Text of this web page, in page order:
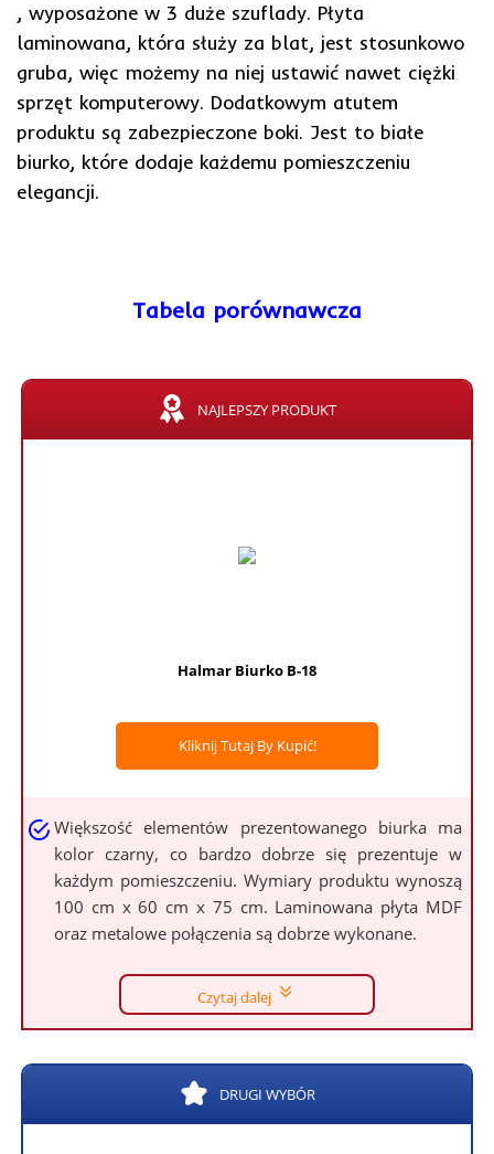
, wyposażone w 3 duże szuflady. Płyta
laminowana, która służy za blat, jest stosunkowo
gruba, więc możemy na niej ustawić nawet ciężki
sprzęt komputerowy. Dodatkowym atutem
produktu są zabezpieczone boki. Jest to białe
biurko, które dodaje każdemu pomieszczeniu
elegancji.
Tabela porównawcza
NAJLEPSZY PRODUKT
Halmar Biurko B-18
Kliknij Tutaj By Kupić!
Większość elementów prezentowanego biurka ma
kolor czarny, co bardzo dobrze się prezentuje w
każdym pomieszczeniu. Wymiary produktu wynoszą
100 cm x 60 cm x 75 cm. Laminowana płyta MDF
oraz metalowe połączenia są dobrze wykonane.
Czytaj dalej
DRUGI WYBÓR